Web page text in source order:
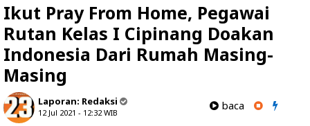
Ikut Pray From Home, Pegawai
Rutan Kelas I Cipinang Doakan
Indonesia Dari Rumah Masing-
Masing
Laporan: Redaksi
12 Jul 2021 - 12:32WIB
baca